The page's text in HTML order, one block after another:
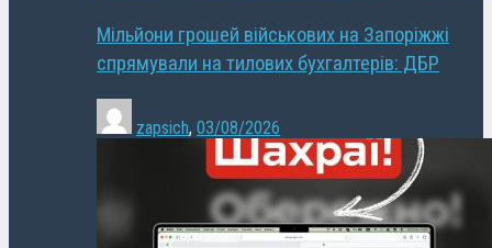
Мільйони грошей військових на Запоріжжі
спрямували на тилових бухгалтерів: ДБР
zapsich, 03/08/2026